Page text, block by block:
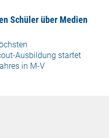
Schüler über Medien
Ausbildung startet
in M-V